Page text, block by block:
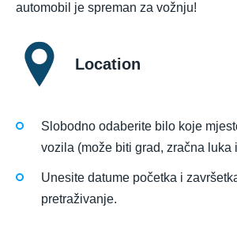
automobil je spreman za vožnju!
Location
Slobodno odaberite bilo koje
vozila (može biti grad, zračna luka
Unesite datume početka i
pretraživanje.